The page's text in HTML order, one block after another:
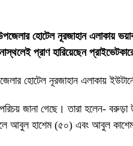
হোটেল নূরজাহান এলাকায়
প্রাণ হারিয়েছেন
হোটেল নূরজাহান এলাকায়
জানা গেছে। তারা হলেন-
আবুল হাশেম (৫০) এবং আবুল